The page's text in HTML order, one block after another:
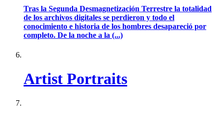
Tras la Segunda Desmagnetización Terrestre la totalidad
de los archivos digitales se perdieron y todo el
conocimiento e historia de los hombres desapareció por
completo. De la noche a la (...)
Artist Portraits